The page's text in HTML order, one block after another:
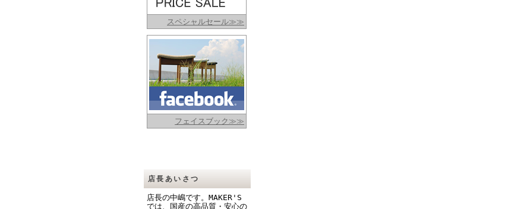
スペシャルセール≫≫
フェイスブック≫≫
店長あいさつ
店長の中嶋です。MAKER'S
では、国産の高品質・安心の